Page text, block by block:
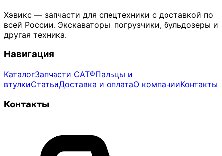
Хэвикс — запчасти для спецтехники с доставкой по
всей России. Экскаваторы, погрузчики, бульдозеры и
другая техника.
Навигация
КаталогЗапчасти CAT®Пальцы и
втулкиСтатьиДоставка и оплатаО компанииКонтакты
Контакты